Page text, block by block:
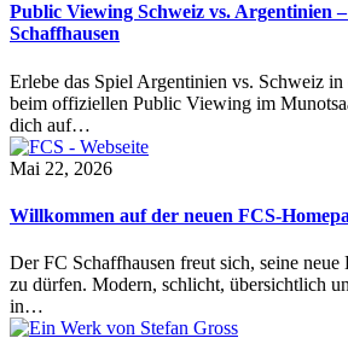
Public Viewing Schweiz vs. Argentinien
Schaffhausen
Erlebe das Spiel Argentinien vs. Schweiz
beim offiziellen Public Viewing im
dich auf…
Mai 22, 2026
Willkommen auf der neuen FCS-
Der FC Schaffhausen freut sich, seine neue
zu dürfen. Modern, schlicht, übersichtlich
in…